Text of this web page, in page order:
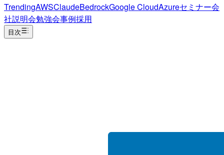
TrendingAWSClaudeBedrockGoogle CloudAzureセミナー会
社説明会勉強会事例採用
目次